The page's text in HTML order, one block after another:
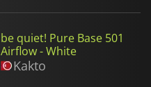
be quiet! Pure Base 501
Airflow - White
Kakto